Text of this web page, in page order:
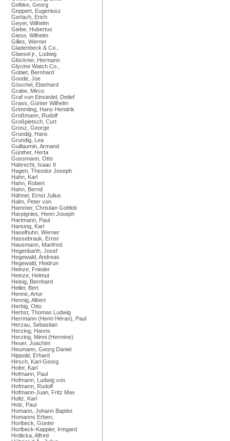
Gelbke, Georg
Geppert, Eugeniusz
Gerlach, Erich
Geyer, Wilhelm
Giebe, Hubertus
Giese, Wilhelm
Gilles, Werner
Gladenbeck & Co.,
Glaesel jr., Ludwig
Glöckner, Hermann
Glycine Watch Co.,
Gobiet, Bernhard
Goode, Joe
Göschel, Eberhard
Grabe, Mirco
Graf von Einsiedel, Detlef
Grass, Günter Wilhelm
Grimmling, Hans-Hendrik
Großmann, Rudolf
Großpietsch, Curt
Grosz, George
Grundig, Hans
Grundig, Lea
Guillaumin, Armand
Günther, Herta
Gussmann, Otto
Habrecht, Isaac II
Hagen, Theodor Joseph
Hahn, Karl
Hahn, Robert
Hahn, Bernd
Hähnel, Ernst Julius
Halm, Peter von
Hammer, Christian Gottlob
Harpignies, Henri Joseph
Hartmann, Paul
Hartung, Karl
Haselhuhn, Werner
Hassebrauk, Ernst
Hausmann, Manfred
Hegenbarth, Josef
Hegewald, Andreas
Hegewald, Heidrun
Heinze, Frieder
Heinze, Helmut
Heisig, Bernhard
Heller, Bert
Henne, Artur
Hennig, Albert
Herbig, Otto
Herbst, Thomas Ludwig
Herrmann (Henri Héran), Paul
Herzau, Sebastian
Herzing, Hanns
Herzing, Minni (Hermine)
Heuer, Joachim
Heumann, Georg Daniel
Hippold, Erhard
Hirsch, Karl-Georg
Hofer, Karl
Hofmann, Paul
Hofmann, Ludwig von
Hofmann, Rudolf
Hofmann-Juan, Fritz Max
Holtz, Karl
Holz, Paul
Homann, Johann Baptist
Homanns Erben,
Horlbeck, Günter
Horlbeck-Kappler, Irmgard
Hrdlicka, Alfred